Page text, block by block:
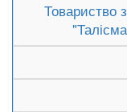
Товариство